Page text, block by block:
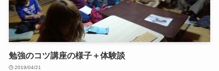
勉強のコツ講座の様子＋体験談
2019/04/21